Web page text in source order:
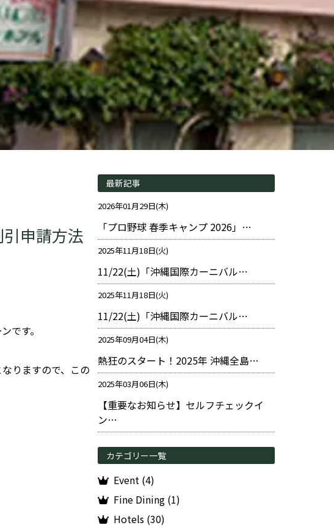
申請方法
です。
りますので、この
最新記事
2026年01月29日(木)
「プロ野球 春季キャンプ 2026」…
2025年11月18日(火)
11/22(土)「沖縄国際カーニバル…
2025年11月18日(火)
11/22(土)「沖縄国際カーニバル…
2025年09月04日(木)
熱狂のスタート！2025年 沖縄全島…
2025年03月06日(木)
【重要なお知らせ】セルフチェックイ
ン…
カテゴリー一覧
Event (4)
Fine Dining (1)
Hotels (30)